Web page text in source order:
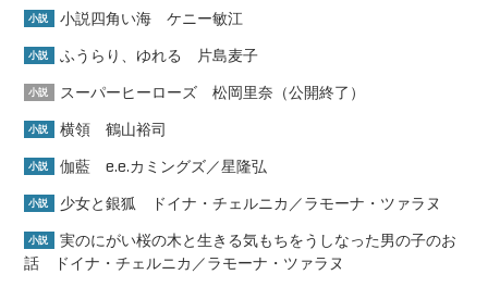
小説 小説四角い海 ケニー敏江
小説 ふうらり、ゆれる 片島麦子
小説 スーパーヒーローズ 松岡里奈（公開終了）
小説 横領 鶴山裕司
小説 伽藍 e.e.カミングズ／星隆弘
小説 少女と銀狐 ドイナ・チェルニカ／ラモーナ・ツァラヌ
小説
実のにがい桜の木と生きる気もちをうしなった男の子のお
話 ドイナ・チェルニカ／ラモーナ・ツァラヌ